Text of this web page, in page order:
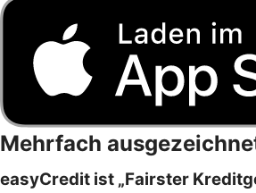
Mehrfach
easyCredit ist „Fairster